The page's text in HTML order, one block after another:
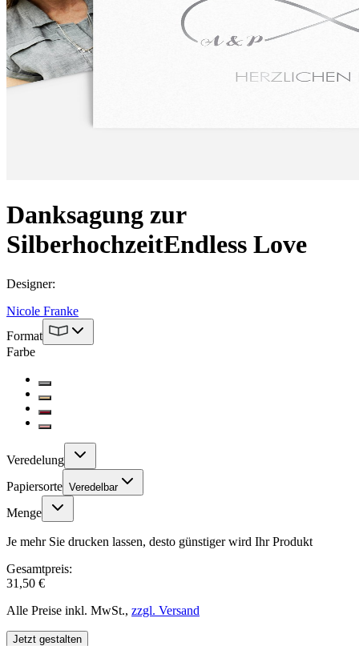
Danksagung zur
SilberhochzeitEndless Love
Designer:
Nicole Franke
Format
Farbe
Veredelung
Papiersorte Veredelbar
Menge
Je mehr Sie drucken lassen, desto günstiger wird Ihr Produkt
Gesamtpreis:
31,50 €
Alle Preise inkl. MwSt., zzgl. Versand
Jetzt gestalten